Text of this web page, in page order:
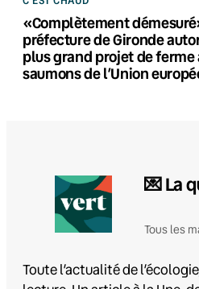
«Complètement
préfecture de Gironde
plus grand projet de ferme
saumons de l’Union
💌 La
Tous les
Toute l’actualité de